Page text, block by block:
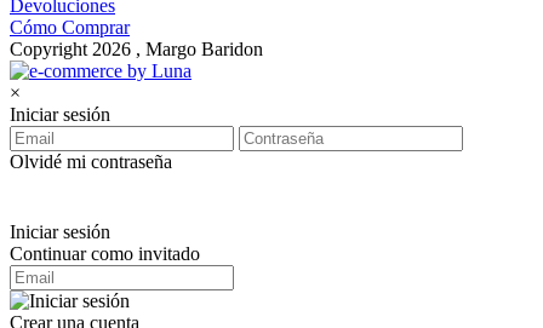
Devoluciones
Cómo Comprar
Copyright 2026 , Margo Baridon
×
Iniciar sesión
Olvidé mi contraseña
Iniciar sesión
Continuar como invitado
Crear una cuenta